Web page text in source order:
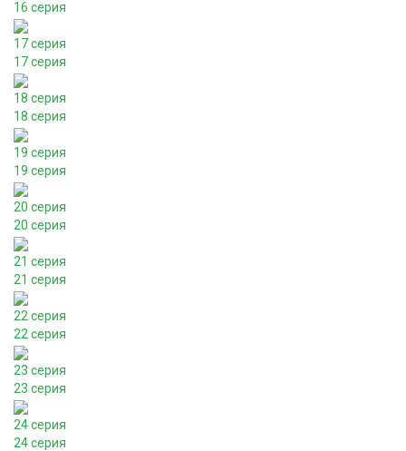
16 серия
17 серия
17 серия
18 серия
18 серия
19 серия
19 серия
20 серия
20 серия
21 серия
21 серия
22 серия
22 серия
23 серия
23 серия
24 серия
24 серия